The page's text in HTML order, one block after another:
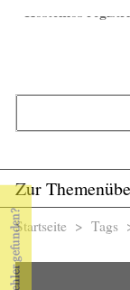
Kostenlos
Zur
Sie sind
Startseite > Tags